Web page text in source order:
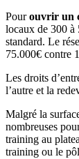
Pourouvrir un
locaux de 300 à
standard. Le
75.000€ contre
Les droits
l’autre et la
Malgré la
nombreuses
training au
training ou le